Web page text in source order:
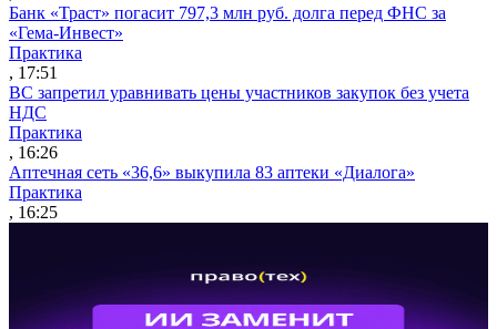
Банк «Траст» погасит 797,3 млн руб. долга перед ФНС за
«Гема-Инвест»
Практика
, 17:51
ВС запретил уравнивать цены участников закупок без учета
НДС
Практика
, 16:26
Аптечная сеть «36,6» выкупила 83 аптеки «Диалога»
Практика
, 16:25